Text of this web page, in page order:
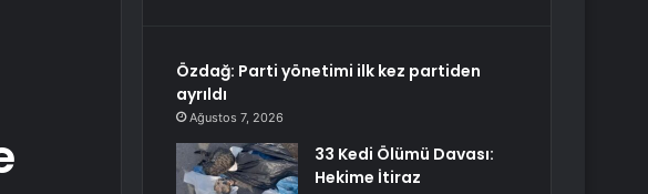
Özdağ: Parti yönetimi ilk kez partiden
ayrıldı
Ağustos 7, 2026
33 Kedi Ölümü Davası:
Hekime İtiraz